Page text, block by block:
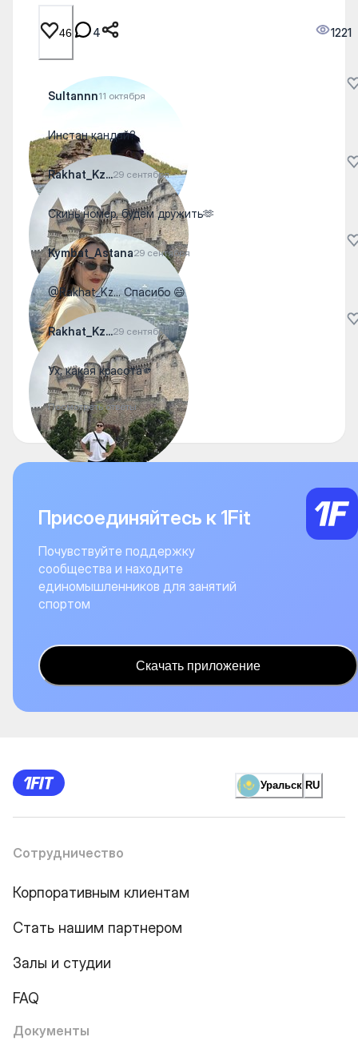
46 4 1221
Sultannn11 октября
Инстан қандай?
Rakhat_Kz...29 сентября
Скинь номер, будем дружить🫶
Kymbat_Astana29 сентября
@Rakhat_Kz... Спасибо 😄
Rakhat_Kz...29 сентября
Ух, какая красота🫵
Посмотреть ответы
Присоединяйтесь к 1Fit
Почувствуйте поддержку
сообщества и находите
единомышленников для занятий
спортом
Скачать приложение
Уральск RU
Сотрудничество
Корпоративным клиентам
Стать нашим партнером
Залы и студии
FAQ
Документы